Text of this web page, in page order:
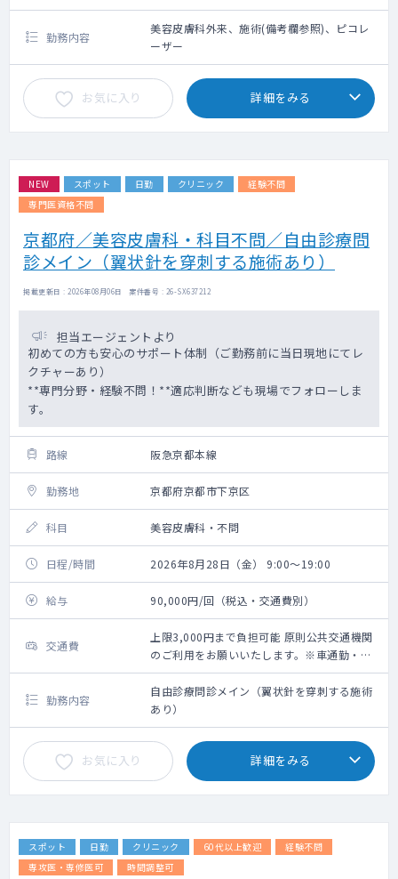
勤務内容
美容皮膚科外来、施術(備考欄参照)、ピコレ
ーザー
お気に入り 詳細をみる
NEW スポット 日勤 クリニック
経験不問
専門医資格不問
京都府／美容皮膚科・科目不問／自由診療問
診メイン（翼状針を穿刺する施術あり）
掲載更新日 : 2026年08月06日 案件番号 : 26-SX637212
担当エージェントより
初めての方も安心のサポート体制（ご勤務前に当日現地にてレ
クチャーあり）
**専門分野・経験不問！**適応判断なども現場でフォローしま
す。
路線 阪急京都本線
勤務地 京都府京都市下京区
科目 美容皮膚科・不問
日程/時間 2026年8月28日（金） 9:00～19:00
給与 90,000円/回（税込・交通費別）
交通費
上限3,000円まで負担可能 原則公共交通機関
のご利用をお願いいたします。※車通勤・タ
クシー利用要相談
勤務内容
自由診療問診メイン（翼状針を穿刺する施術
あり）
お気に入り 詳細をみる
スポット 日勤 クリニック 60代以上歓迎
経験不問
専攻医・専修医可
時間調整可